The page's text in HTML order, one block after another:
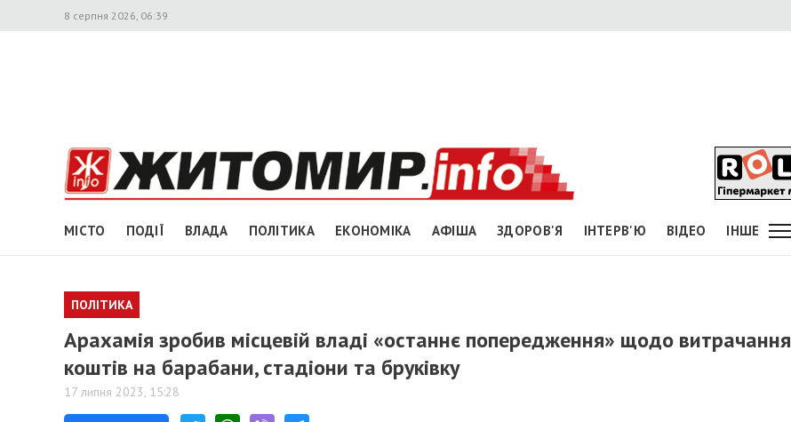
8 серпня 2026, 06:39
МІСТО ПОДІЇ ВЛАДА ПОЛІТИКА ЕКОНОМІКА АФІША ЗДОРОВ'Я ІНТЕРВ'Ю ВІДЕО ІНШЕ
ПОЛІТИКА
Арахамія зробив місцевій владі «останнє попередження» щодо витрачання
коштів на барабани, стадіони та бруківку
17 липня 2023, 15:28